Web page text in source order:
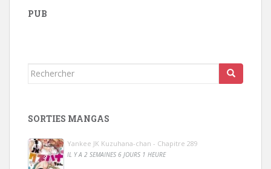
PUB
Rechercher...
SORTIES MANGAS
Yankee JK Kuzuhana-chan - Chapitre 289
IL Y A 2 SEMAINES 6 JOURS 1 HEURE